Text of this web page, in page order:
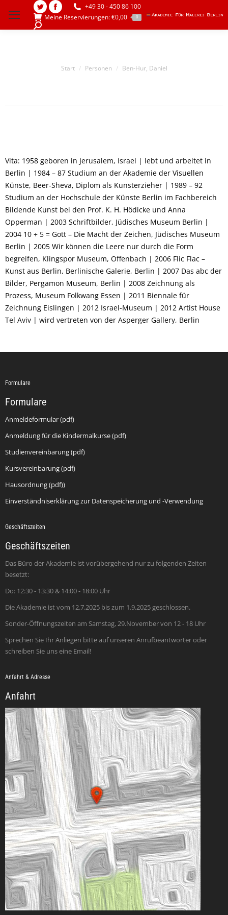
Twitter
page
Facebook
new
+49 30 - 450 86 100
Meine Reservierungen:€0,00 0
Search:
Sie befinden sich hier:
Start Personen Ben-Hur, Daniel
Vita: 1958 geboren in Jerusalem, Israel | lebt und arbeitet in
Berlin | 1984 – 87 Studium an der Akademie der Visuellen
Künste, Beer-Sheva, Diplom als Kunsterzieher | 1989 – 92
Studium an der Hochschule der Künste Berlin im Fachbereich
Bildende Kunst bei den Prof. K. H. Hödicke und Anna
Opperman | 2003 Schriftbilder, Jüdisches Museum Berlin |
2004 10 + 5 = Gott – Die Macht der Zeichen, Jüdisches Museum
Berlin | 2005 Wir können die Leere nur durch die Form
begreifen, Klingspor Museum, Offenbach | 2006 Flic Flac –
Kunst aus Berlin, Berlinische Galerie, Berlin | 2007 Das abc der
Bilder, Pergamon Museum, Berlin | 2008 Zeichnung als
Prozess, Museum Folkwang Essen | 2011 Biennale für
Zeichnung Eislingen | 2012 Israel-Museum | 2012 Artist House
Tel Aviv | wird vertreten von der Asperger Gallery, Berlin
Formulare
Formulare
Anmeldeformular (pdf)
Anmeldung für die Kindermalkurse (pdf)
Studienvereinbarung (pdf)
Kursvereinbarung (pdf)
Hausordnung (pdf))
Einverständniserklärung zur Datenspeicherung und -Verwendung
Geschäftszeiten
Geschäftszeiten
Das Büro der Akademie ist vorübergehend nur zu folgenden Zeiten
besetzt:
Do: 12:30 - 13:30 & 14:00 - 18:00 Uhr
Die Akademie ist vom 12.7.2025 bis zum 1.9.2025 geschlossen.
Sonder-Öffnungszeiten am Samstag, 29.November von 12 - 18 Uhr
Sprechen Sie Ihr Anliegen bitte auf unseren Anrufbeantworter oder
schreiben Sie uns eine Email!
Anfahrt & Adresse
Anfahrt